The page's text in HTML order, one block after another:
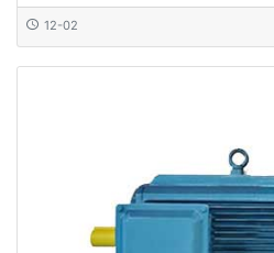
动，它具有运转平稳、使用寿命长
12-02